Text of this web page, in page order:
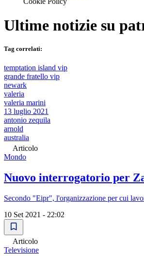
Ultime notizie su
Tag correlati:
temptation island vip
grande fratello vip
newark
valeria
valeria marini
13 luglio 2021
antonio zequila
arnold
australia
Articolo
Mondo
Nuovo interrogatorio per
Secondo "Eipr", l'organizzazione per cui
10 Set 2021 - 22:02
Articolo
Televisione